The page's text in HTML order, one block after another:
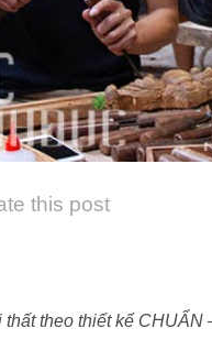
this post
theo thiết kế